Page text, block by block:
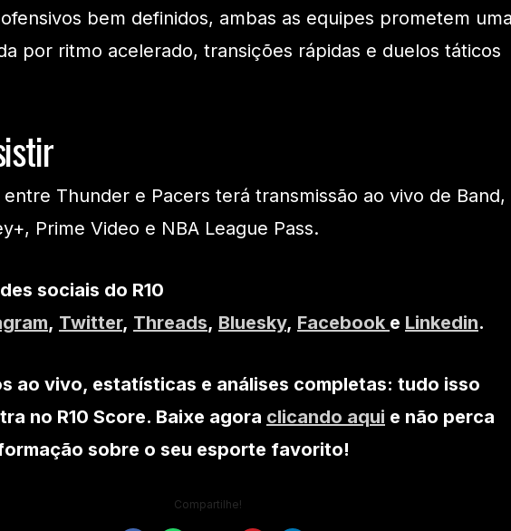
bem definidos, ambas as equipes prometem
por ritmo acelerado, transições rápidas e duelos táticos
Thunder e Pacers terá transmissão ao vivo de Band,
Prime Video e NBA League Pass.
sociais do R10
, Twitter, Threads, Bluesky, Facebook e Linkedin.
ao vivo, estatísticas e análises completas: tudo isso
no R10 Score. Baixe agora clicando aqui e não perca
sobre o seu esporte favorito!
Compartilhe!